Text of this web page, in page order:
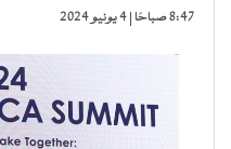
8:47 صباحًا | 4 يونيو 2024